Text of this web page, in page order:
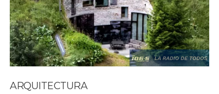
ARQUITECTURA